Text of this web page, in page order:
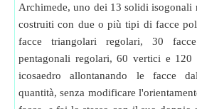
Archimede, uno dei 13 solidi isogonali
costruiti con due o più tipi di facce
facce triangolari regolari, 30
pentagonali regolari, 60 vertici e 120
icosaedro allontanando le facce
quantità, senza modificare